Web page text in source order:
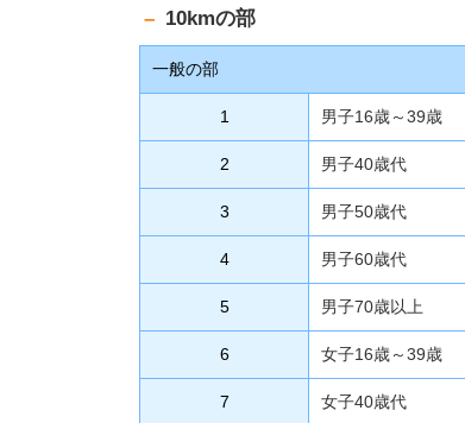
10kmの部
一般の部
1 男子16歳～39歳
2 男子40歳代
3 男子50歳代
4 男子60歳代
5 男子70歳以上
6 女子16歳～39歳
7 女子40歳代